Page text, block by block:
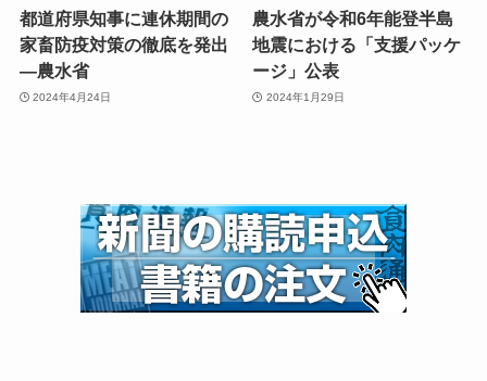
都道府県知事に連休期間の
家畜防疫対策の徹底を発出
—農水省
2024年4月24日
農水省が令和6年能登半島
地震における「支援パッケ
ージ」公表
2024年1月29日